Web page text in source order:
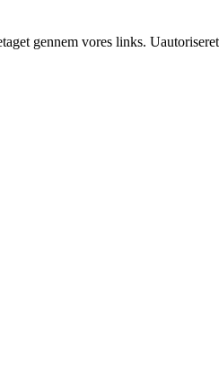
gennem vores links.